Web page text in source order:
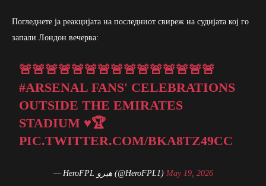
Погледнете ја реакцијата на последниот свиреж на судијата кој го
запали Лондон вечерва:
🚨🚨🚨🚨🚨🚨🚨🚨🚨🚨🚨🚨🚨🚨🚨
#ARSENAL FANS' CELEBRATIONS
OUTSIDE THE EMIRATES
STADIUM ♥️🏆
PIC.TWITTER.COM/BKA8TZ49CC
— HeroFPL هيرو (@HeroFPL1) May 19, 2026